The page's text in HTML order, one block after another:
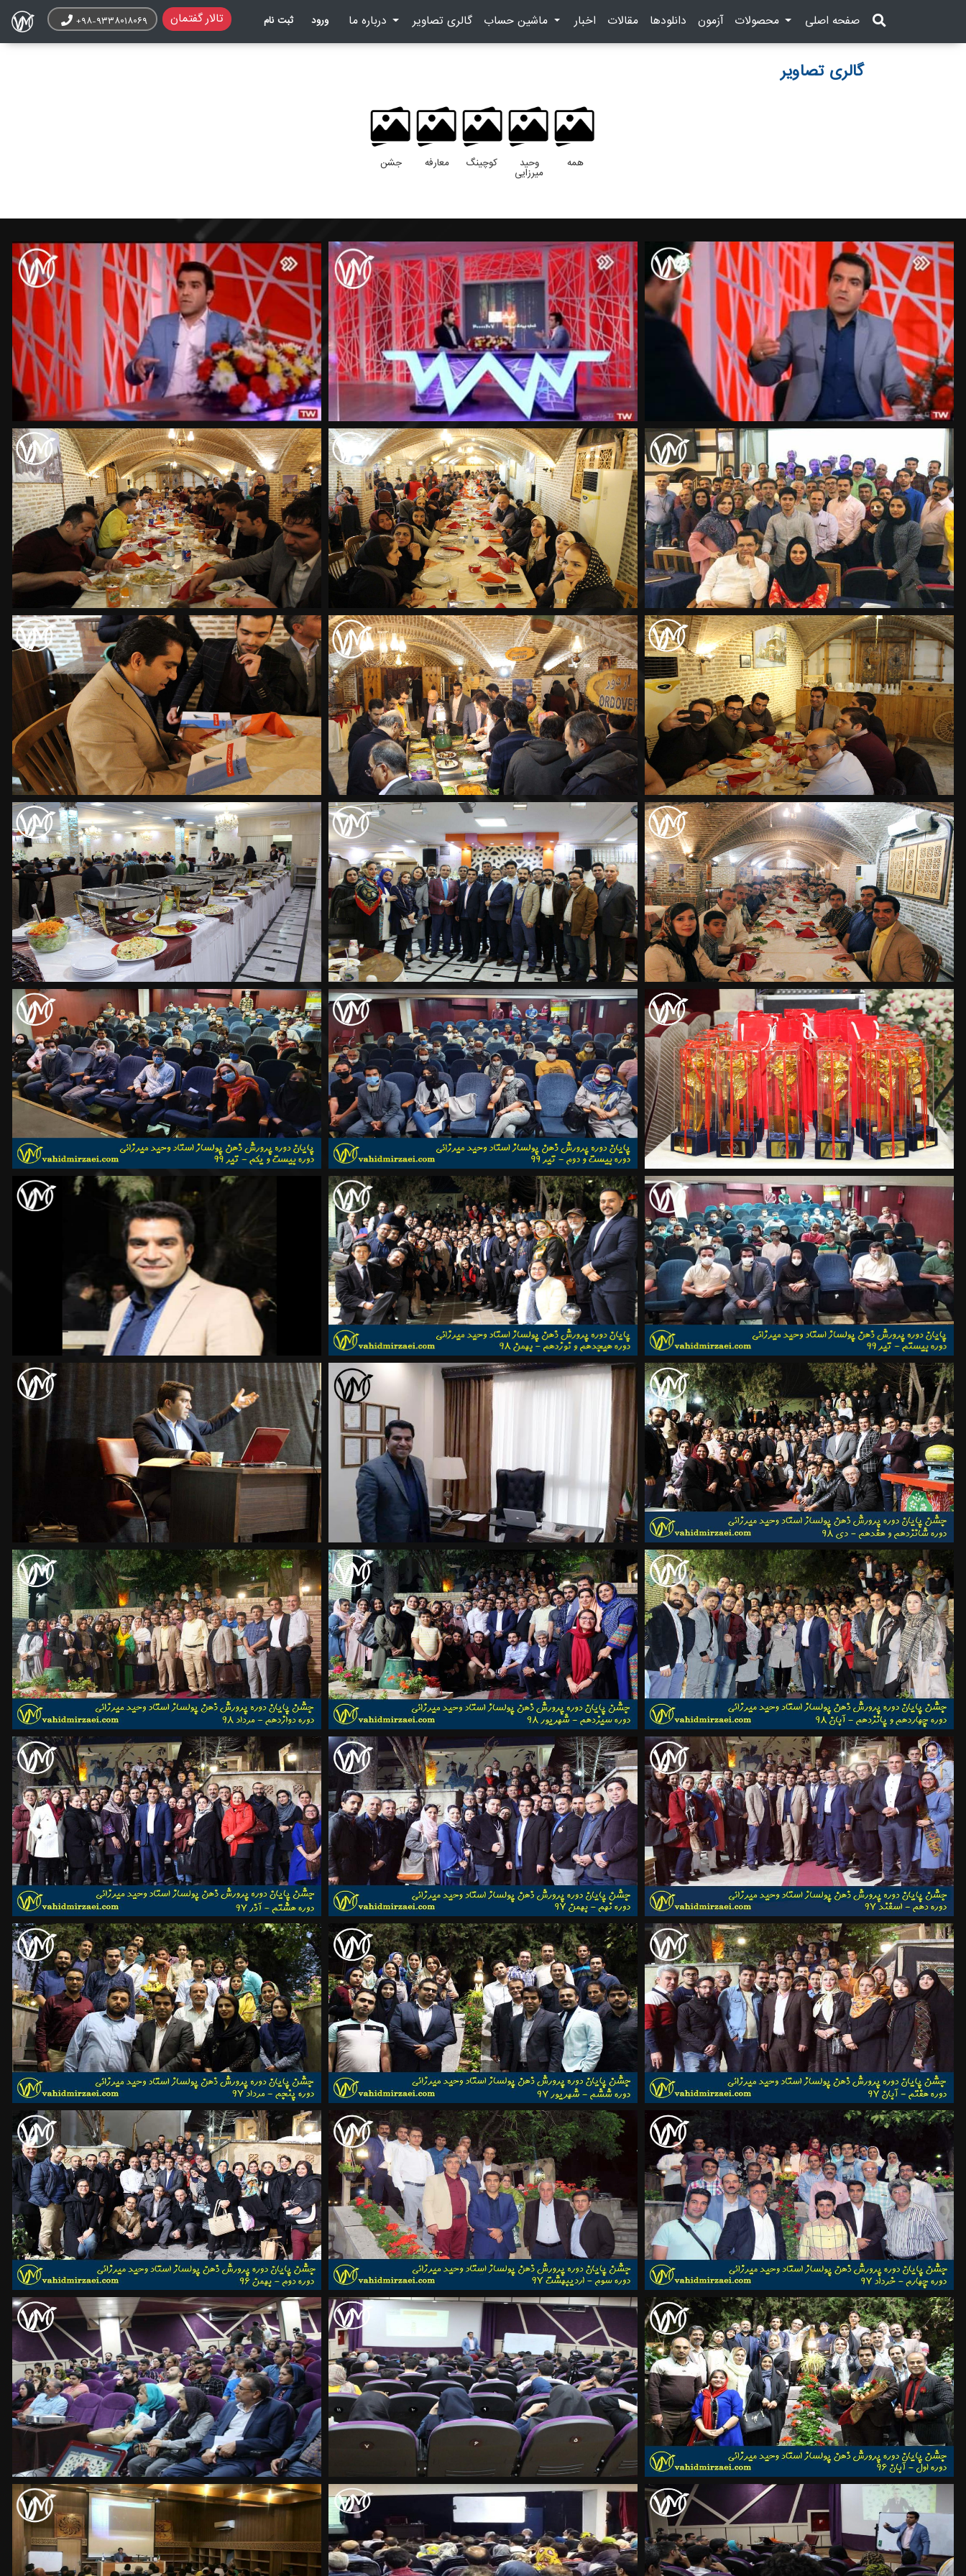
+۹۸-۹۳۳۸۰۱۸۰۶۹ تالار گفتمان ورود ثبت نام گالری تصاویر(current) اخبار(current)
مقالات(current)
دانلودها(current)
آزمون(current) محصولات صفحه اصلی(current)
گالری تصاویر
همه وحید
میرزایی
کوچینگ معارفه جشن